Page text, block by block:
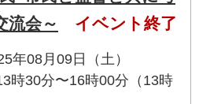
流会～
イベント終了
年08月09日（土）
時30分〜16時00分（13時